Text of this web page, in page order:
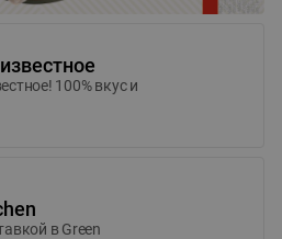
100% вкус и
в Green